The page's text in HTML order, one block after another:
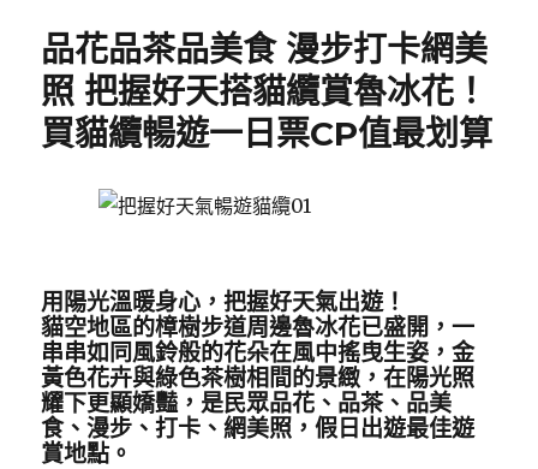
品花品茶品美食 漫步打卡網美
照 把握好天搭貓纜賞魯冰花！
買貓纜暢遊一日票CP值最划算
用陽光溫暖身心，把握好天氣出遊！
貓空地區的樟樹步道周邊魯冰花已盛開，一
串串如同風鈴般的花朵在風中搖曳生姿，金
黃色花卉與綠色茶樹相間的景緻，在陽光照
耀下更顯嬌豔，是民眾品花、品茶、品美
食、漫步、打卡、網美照，假日出遊最佳遊
賞地點。